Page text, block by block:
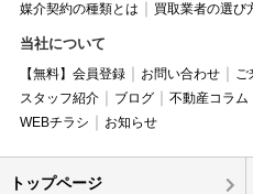
媒介契約の種類とは
買取業者の選び
当社について
【無料】会員登録 お問い合わせ ご
スタッフ紹介
ブログ 不動産コラム
WEBチラシ
お知らせ
トップページ